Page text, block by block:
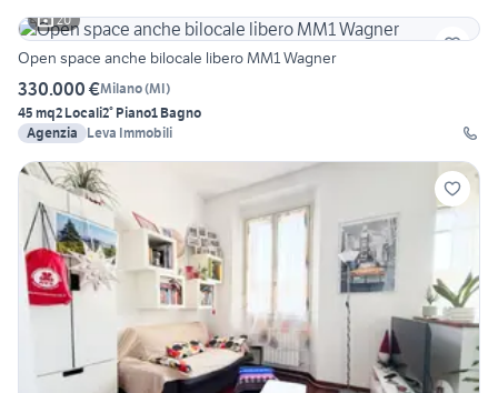
20
Open space anche bilocale libero MM1 Wagner
330.000 €Milano(MI)
45 mq2 Locali2° Piano1 Bagno
Agenzia
Leva Immobili